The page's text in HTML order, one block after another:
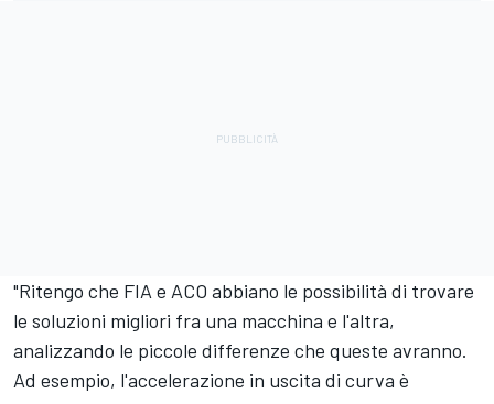
"Ritengo che FIA e ACO abbiano le possibilità di trovare
le soluzioni migliori fra una macchina e l'altra,
analizzando le piccole differenze che queste avranno.
Ad esempio, l'accelerazione in uscita di curva è